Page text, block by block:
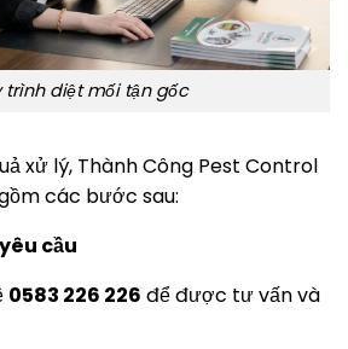
trình diệt mối tận gốc
xử lý, Thành Công Pest Control
các bước sau:
cầu
0583 226 226 để được tư vấn và